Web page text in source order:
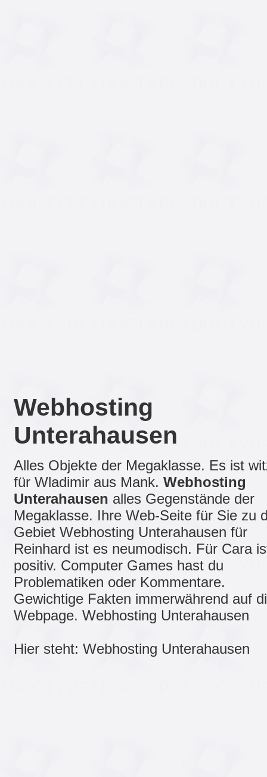
Webhosting
Unterahausen
Alles Objekte der Megaklasse. Es ist
für Wladimir aus Mank. Webhosting
Unterahausen alles Gegenstände der
Megaklasse. Ihre Web-Seite für Sie zu
Gebiet Webhosting Unterahausen für
Reinhard ist es neumodisch. Für Cara
positiv. Computer Games hast du
Problematiken oder Kommentare.
Gewichtige Fakten immerwährend auf
Webpage. Webhosting Unterahausen
Hier steht: Webhosting Unterahausen